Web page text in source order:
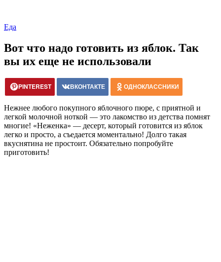
Еда
Вот что надо готовить из яблок. Так
вы их еще не использовали
PINTEREST ВКОНТАКТЕ ОДНОКЛАССНИКИ
Нежнее любого покупного яблочного пюре, с приятной и
легкой молочной ноткой — это лакомство из детства помнят
многие! «Неженка» — десерт, который готовится из яблок
легко и просто, а съедается моментально! Долго такая
вкуснятина не простоит. Обязательно попробуйте
приготовить!